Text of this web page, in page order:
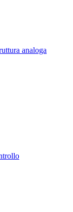
analoga